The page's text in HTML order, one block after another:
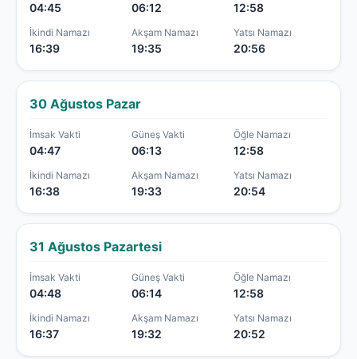
04:45 06:12 12:58
İkindi Namazı
16:39
Akşam Namazı
19:35
Yatsı Namazı
20:56
30 Ağustos Pazar
İmsak Vakti
04:47
Güneş Vakti
06:13
Öğle Namazı
12:58
İkindi Namazı
16:38
Akşam Namazı
19:33
Yatsı Namazı
20:54
31 Ağustos Pazartesi
İmsak Vakti
04:48
Güneş Vakti
06:14
Öğle Namazı
12:58
İkindi Namazı
16:37
Akşam Namazı
19:32
Yatsı Namazı
20:52